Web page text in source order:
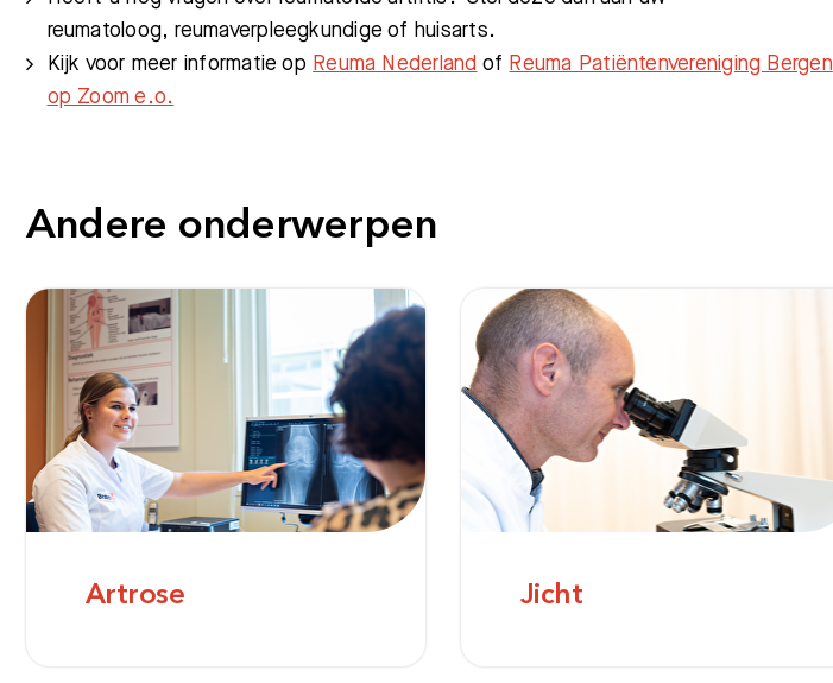
reumatoloog, reumaverpleegkundige of huisarts.
Kijk voor meer informatie op Reuma Nederland of Reuma Patiëntenvereniging Bergen
op Zoom e.o.
Andere onderwerpen
Artrose Jicht